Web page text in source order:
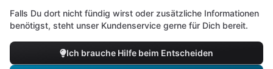
Falls Du dort nicht fündig wirst oder zusätzliche Informationen
benötigst, steht unser Kundenservice gerne für Dich bereit.
Ich brauche Hilfe beim Entscheiden